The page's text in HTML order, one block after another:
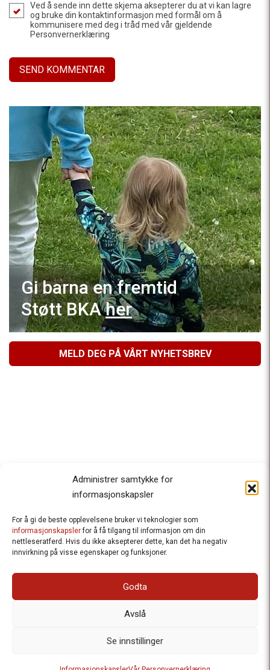
Administrer samtykke for
informasjonskapsler
For å gi de beste opplevelsene bruker vi teknologier som
informasjonskapslerfor å få tilgang til informasjon om din
nettleseratferd. Hvis du ikke aksepterer dette, kan det ha negativ
innvirkning på visse egenskaper og funksjoner.
Godta
Avslå
Se innstillinger
Ved å sende inn dette skjema aksepterer du at vi kan lagre
og bruke din kontaktinformasjon med formål om å
kommunisere med deg i tråd med vår gjeldende
Personvernerklæring
Gi barna en fremtid
Støtt BKAher
MELD DEG PÅ VÅRT NYHETSBREV
Besteforeldrenes klimaaksjon
Ansvarlig redaktør
: Halfdan Wiik |
: Postboks 1231 Vika, 0110 Oslo.
Organisasjonsnummer